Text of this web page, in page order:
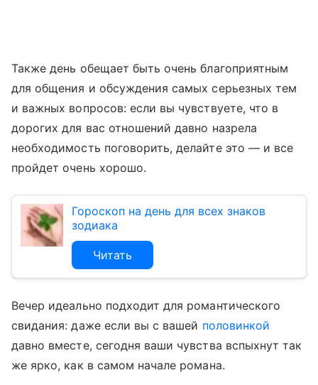
Также день обещает быть очень благоприятным
для общения и обсуждения самых серьезных тем
и важных вопросов: если вы чувствуете, что в
дорогих для вас отношений давно назрела
необходимость поговорить, делайте это — и все
пройдет очень хорошо.
Гороскоп на день для всех знаков
зодиака
Читать
Вечер идеально подходит для романтического
свидания: даже если вы с вашей половинкой
давно вместе, сегодня ваши чувства вспыхнут так
же ярко, как в самом начале романа.